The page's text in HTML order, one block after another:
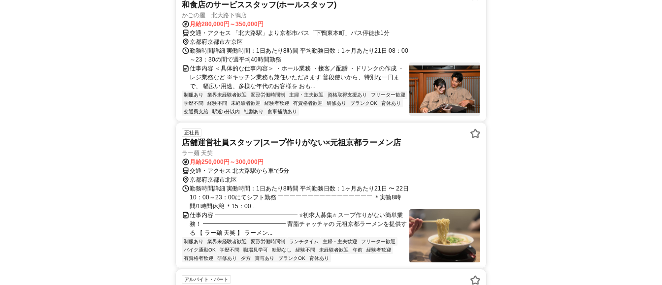
和食店のサービススタッフ(ホールスタッフ)
かごの屋 北大路下鴨店
月給280,000円～350,000円
交通・アクセス 「北大路駅」より京都市バス「下鴨東本町」バス停徒歩1分
京都府京都市左京区
勤務時間詳細 実働時間：1日あたり8時間 平均勤務日数：1ヶ月あたり21日 08：00
～23：30の間で週平均40時間勤務
仕事内容 ＜具体的な仕事内容＞ ・ホール業務 ・接客／配膳 ・ドリンクの作成 ・
レジ業務など ※キッチン業務も兼任いただきます 普段使いから、特別な一日ま
で、 幅広い用途、多様な年代のお客様を おも...
制服あり 業界未経験者歓迎 変形労働時間制 主婦・主夫歓迎 資格取得支援あり
フリーター歓迎
学歴不問
経験不問 未経験者歓迎 経験者歓迎 有資格者歓迎 研修あり ブランクOK
育休あり
交通費支給
駅近5分以内 社割あり 食事補助あり
正社員
店舗運営社員スタッフ|スープ作りがない×元祖京都ラーメン店
ラー麺 天笑
月給250,000円～300,000円
交通・アクセス 北大路駅から車で5分
京都府京都市北区
勤務時間詳細 実働時間：1日あたり8時間 平均勤務日数：1ヶ月あたり21日 〜 22日
10：00～23：00にてシフト勤務 ￣￣￣￣￣￣￣￣￣￣￣￣￣￣￣￣ ＊実働8時
間/1時間休憩 ＊15：00...
仕事内容 ━━━━━━━━━━━━━━ ⭐初求人募集⭐ スープ作りがない簡単業
務！ ━━━━━━━━━━━━━━ 背脂チャッチャの 元祖京都ラーメンを提供す
る 【 ラー麺 天笑 】 ラーメン...
制服あり 業界未経験者歓迎 変形労働時間制 ランチタイム 主婦・主夫歓迎
フリーター歓迎
バイク通勤OK
学歴不問 職場見学可 転勤なし 経験不問 未経験者歓迎 午前
経験者歓迎
有資格者歓迎
研修あり 夕方 賞与あり ブランクOK 育休あり
アルバイト・パート